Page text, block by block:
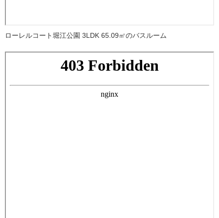
ローレルコート堀江公園 3LDK 65.09㎡のバスルーム